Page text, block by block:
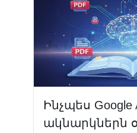
Ինչպես Google
ակնարկներն